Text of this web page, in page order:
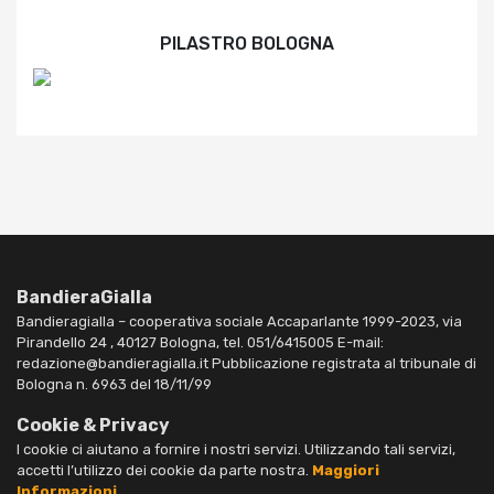
PILASTRO BOLOGNA
BandieraGialla
Bandieragialla – cooperativa sociale Accaparlante 1999-2023, via
Pirandello 24 , 40127 Bologna, tel. 051/6415005 E-mail:
redazione@bandieragialla.it Pubblicazione registrata al tribunale di
Bologna n. 6963 del 18/11/99
Cookie & Privacy
I cookie ci aiutano a fornire i nostri servizi. Utilizzando tali servizi,
accetti l’utilizzo dei cookie da parte nostra. Maggiori